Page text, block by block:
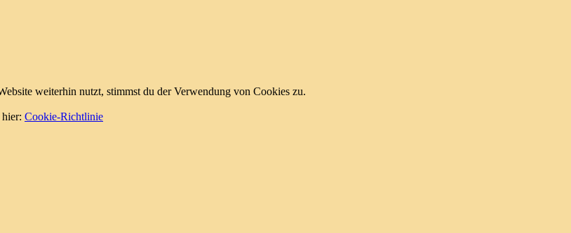
weiterhin nutzt, stimmst du der Verwendung von Cookies zu.
Cookie-Richtlinie